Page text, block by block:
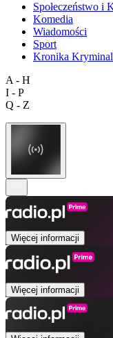
Społeczeństwo i
Komedia
Wiadomości
Sport
Kronika
A - H
I - P
Q - Z
Więcej informacji
Więcej informacji